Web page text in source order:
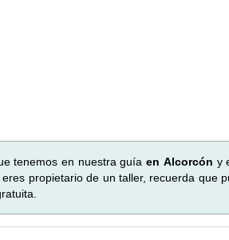
tenemos en nuestra guíaen Alcorcón y
propietario de un taller, recuerda que